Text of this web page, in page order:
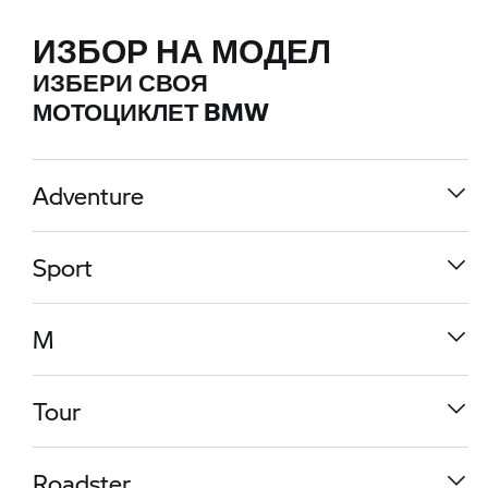
ИЗБОР НА МОДЕЛ
ИЗБЕРИ СВОЯ
МОТОЦИКЛЕТ BMW
Adventure
Sport
M
Tour